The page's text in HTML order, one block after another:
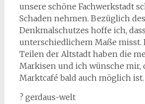
unsere schöne Fachwerkstadt
Schaden nehmen. Bezüglich des
Denkmalschutzes hoffe ich,
unterschiedlichem Maße misst.
Teilen der Altstadt haben die
Markisen und ich wünsche mir,
Marktcafé bald auch möglich ist.
? gerdaus-welt